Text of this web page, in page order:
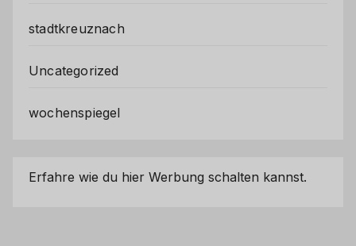
stadtkreuznach
Uncategorized
wochenspiegel
Erfahre wie du hier Werbung schalten kannst.